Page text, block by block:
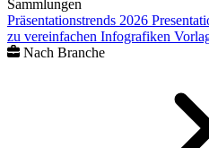
Sammlungen
Präsentationstrends 2026
zu vereinfachen Infografiken
Nach Branche